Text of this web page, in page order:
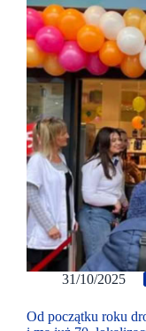
31/10/2025
Od początku roku